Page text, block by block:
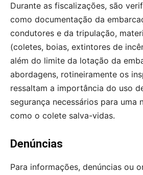
Durante as fiscalizações, são
como documentação da
condutores e da tripulação,
(coletes, boias, extintores de
além do limite da lotação da
abordagens, rotineiramente os
ressaltam a importância do uso
segurança necessários para uma
como o colete salva-vidas.
Denúncias
Para informações, denúncias ou